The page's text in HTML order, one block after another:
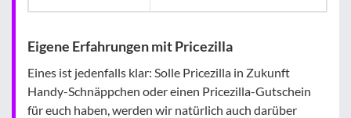
Eigene Erfahrungen mit Pricezilla
Eines ist jedenfalls klar: Solle Pricezilla in Zukunft
Handy-Schnäppchen oder einen Pricezilla-Gutschein
für euch haben, werden wir natürlich auch darüber